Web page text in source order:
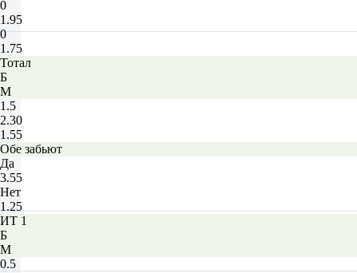
0
1.95
0
1.75
Тотал
Б
М
1.5
2.30
1.55
Обе забьют
Да
3.55
Нет
1.25
ИТ 1
Б
М
0.5